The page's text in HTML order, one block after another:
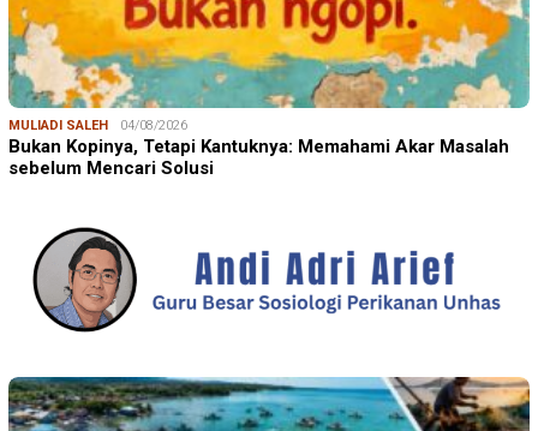
MULIADI SALEH 04/08/2026
Bukan Kopinya, Tetapi Kantuknya: Memahami Akar Masalah
sebelum Mencari Solusi